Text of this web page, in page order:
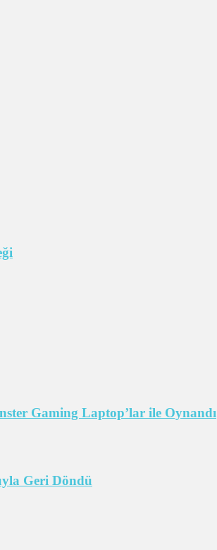
Gaming Laptop’lar ile Oynandı
Geri Döndü